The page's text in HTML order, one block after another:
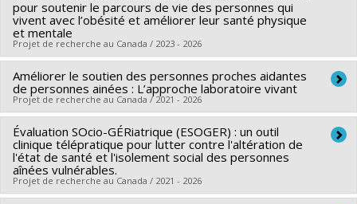
Co-researchers : Marlène Karam,Nadia Sourial,Nancy Côté
,Marie-Ève Poitras, Annie Rioux-Dubois
Funding sources:MSSS/Ministère de la Santé et des
Services sociaux
Grant programs:
pour soutenir le parcours de vie des personnes qui
vivent avec l’obésité et améliorer leur santé physique
et mentale
Projet de recherche au Canada / 2023 - 2026
Lead researcher : Géraldine Layani
Co-researchers : Antoine Boivin,Brigitte Vachon ,Nadia
Sourial,Lily Lessard,Audrey L'Espérance,Jean-Baptiste
GARTNER
Améliorer le soutien des personnes proches aidantes
de personnes ainées : L’approche laboratoire vivant
Projet de recherche au Canada / 2021 - 2026
Lead researcher : Olivier Beauchet
Co-researchers : Nadia Sourial,Kim Sawchuk,Sophie Éthier
Funding sources:FRQS/Fonds de recherche du Québec -
Santé (FRSQ)
Évaluation SOcio-GÉRiatrique (ESOGER) : un outil
clinique télépratique pour lutter contre l'altération de
l'état de santé et l'isolement social des personnes
aînées vulnérables.
Projet de recherche au Canada / 2021 - 2026